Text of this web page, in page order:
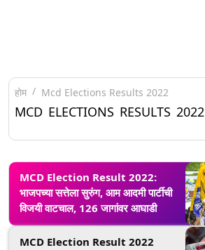
होम Mcd Elections Results 2022
MCD ELECTIONS RESULTS 2022
MCD Election Result 2022:
भाजपच्या सत्तेला सुरुंग, आम आदमी पार्टीची
विजयी वाटचाल, 126 जागांवर आघाडी
MCD Election Result 2022